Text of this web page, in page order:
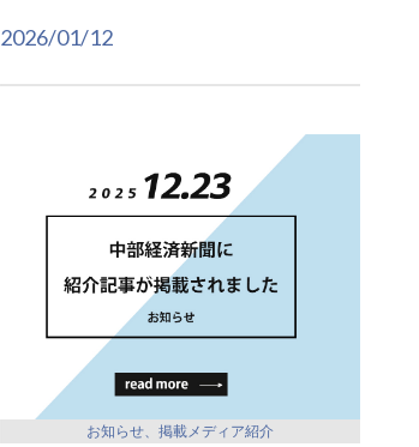
2026/01/12
お知らせ、掲載メディア紹介